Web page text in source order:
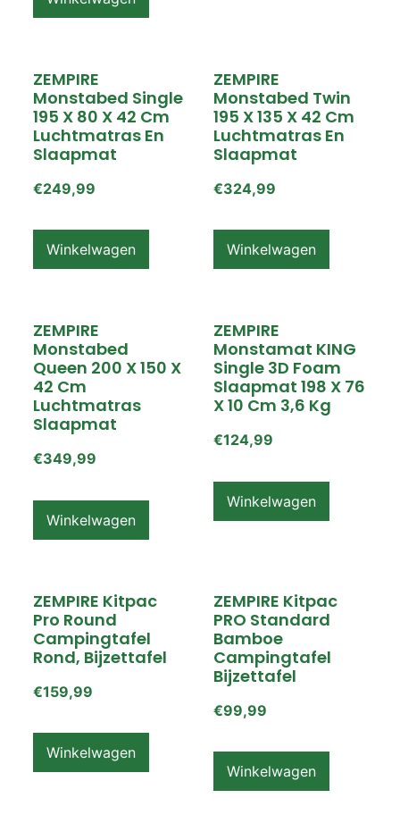
ZEMPIRE
Monstabed Single
195 X 80 X 42 Cm
Luchtmatras En
Slaapmat
€249,99
Winkelwagen
ZEMPIRE
Monstabed Twin
195 X 135 X 42 Cm
Luchtmatras En
Slaapmat
€324,99
Winkelwagen
ZEMPIRE
Monstabed
Queen 200 X 150 X
42 Cm
Luchtmatras
Slaapmat
€349,99
Winkelwagen
ZEMPIRE
Monstamat KING
Single 3D Foam
Slaapmat 198 X 76
X 10 Cm 3,6 Kg
€124,99
Winkelwagen
ZEMPIRE Kitpac
Pro Round
Campingtafel
Rond, Bijzettafel
€159,99
Winkelwagen
ZEMPIRE Kitpac
PRO Standard
Bamboe
Campingtafel
Bijzettafel
€99,99
Winkelwagen